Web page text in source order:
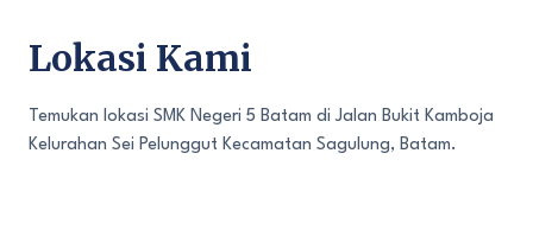
Lokasi Kami
Temukan lokasi SMK Negeri 5 Batam di Jalan Bukit Kamboja
Kelurahan Sei Pelunggut Kecamatan Sagulung, Batam.